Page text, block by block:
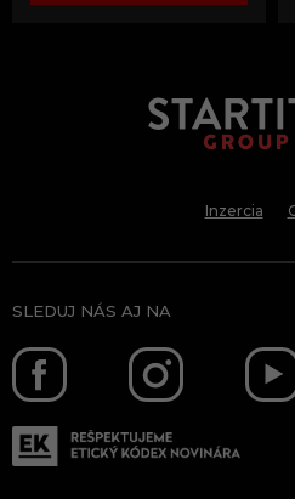
Inzercia
SLEDUJ NÁS AJ NA